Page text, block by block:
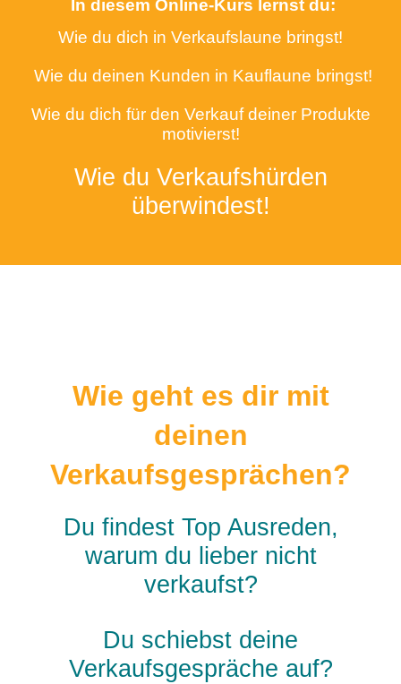
In diesem Online-Kurs lernst du:
Wie du dich in Verkaufslaune bringst!
Wie du deinen Kunden in Kauflaune bringst!
Wie du dich für den Verkauf deiner Produkte
motivierst!
Wie du Verkaufshürden
überwindest!
Wie geht es dir mit
deinen
Verkaufsgesprächen?
Du findest Top Ausreden,
warum du lieber nicht
verkaufst?
Du schiebst deine
Verkaufsgespräche auf?